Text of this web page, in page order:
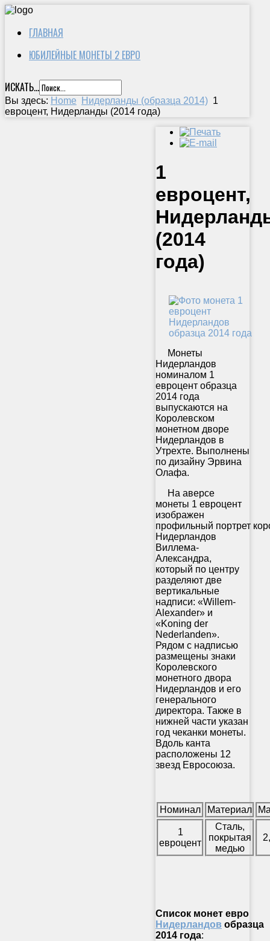
ГЛАВНАЯ
ЮБИЛЕЙНЫЕ МОНЕТЫ 2 ЕВРО
ИСКАТЬ...
Вы здесь: Home Нидерланды (образца 2014) 1
евроцент, Нидерланды (2014 года)
1
евроцент,
(2014
года)
Монеты
Нидерландов
номиналом 1
евроцент образца
2014 года
выпускаются на
Королевском
монетном дворе
Нидерландов в
Утрехте. Выполнены
по дизайну Эрвина
Олафа.
На аверсе
монеты 1 евроцент
изображен
профильный портрет
Нидерландов
Виллема-
Александра,
который по центру
разделяют две
вертикальные
надписи: «Willem-
Alexander» и
«Koning der
Nederlanden».
Рядом с надписью
размещены знаки
Королевского
монетного двора
Нидерландов и его
генерального
директора. Также в
нижней части указан
год чеканки монеты.
Вдоль канта
расположены 12
звезд Евросоюза.
Номинал Материал
1
евроцент
Сталь,
покрытая
медью
Список монет евро
Нидерландов образца
2014 года: